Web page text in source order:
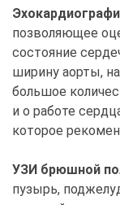
позволяющее
состояние
ширину аорты,
большое
и о работе
которое
УЗИ брюшной
пузырь,